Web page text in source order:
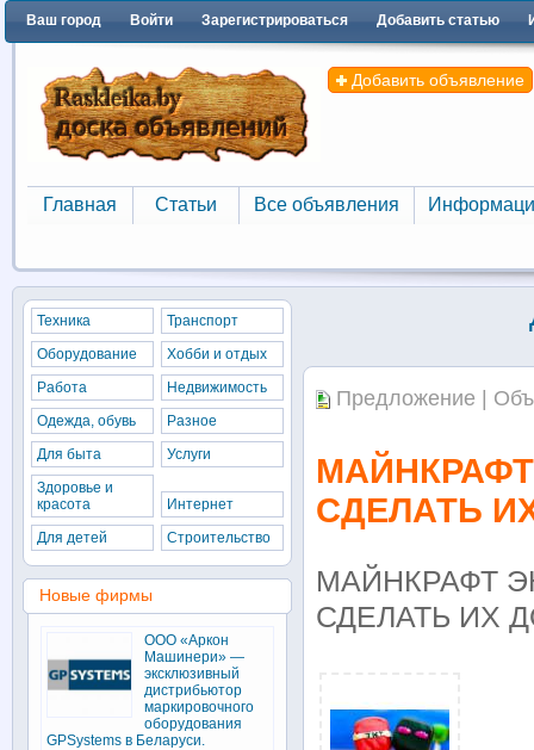
Ваш город Войти Зарегистрироваться Добавить статью
Добавить объявление
Главная
Главная
Статьи
Статьи
Все объявления
Все объявления
Предложение |
СДЕЛАТЬ
МАЙНКРАФТ
СДЕЛАТЬ ИХ
Техника
Транспорт
Оборудование
Хобби и отдых
Работа
Недвижимость
Одежда, обувь
Разное
Для быта
Услуги
Здоровье и
красота
Интернет
Для детей
Строительство
Новые фирмы
ООО «Аркон
Машинери» —
эксклюзивный
дистрибьютор
маркировочного
оборудования
GPSystems в Беларуси.